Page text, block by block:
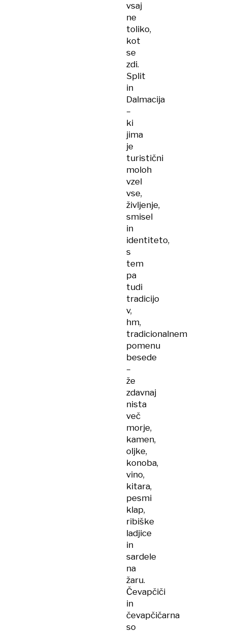
vsaj
ne
toliko,
kot
se
zdi.
Split
in
Dalmacija
–
ki
jima
je
turistični
moloh
vzel
vse,
življenje,
smisel
in
identiteto,
s
tem
pa
tudi
tradicijo
v,
hm,
tradicionalnem
pomenu
besede
–
že
zdavnaj
nista
več
morje,
kamen,
oljke,
konoba,
vino,
kitara,
pesmi
klap,
ribiške
ladjice
in
sardele
na
žaru.
Čevapčiči
in
čevapčičarna
so